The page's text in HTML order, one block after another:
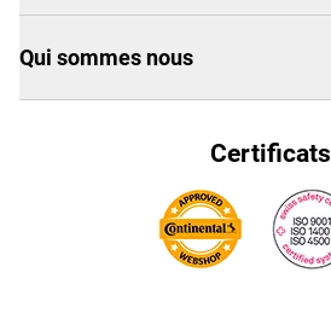
Qui sommes nous
Certificats